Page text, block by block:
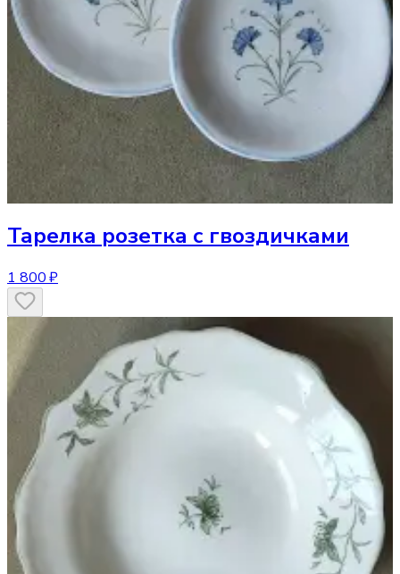
Тарелка розетка с гвоздичками
1 800 ₽